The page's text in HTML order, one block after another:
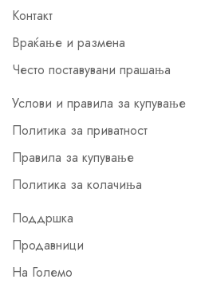
Контакт
Враќање и размена
Често поставувани прашања
Услови и правила за купување
Политика за приватност
Правила за купување
Политика за колачиња
Поддршка
Продавници
На Големо